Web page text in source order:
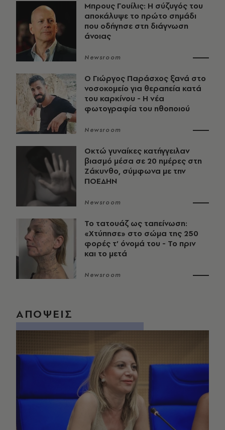
Μπρους Γουίλις: Η σύζυγός του
αποκάλυψε το πρώτο σημάδι
που οδήγησε στη διάγνωση
άνοιας
Newsroom
O Γιώργος Παράσχος ξανά στο
νοσοκομείο για θεραπεία κατά
του καρκίνου - Η νέα
φωτογραφία του ηθοποιού
Newsroom
Οκτώ γυναίκες κατήγγειλαν
βιασμό μέσα σε 20 ημέρες στη
Ζάκυνθο, σύμφωνα με την
ΠΟΕΔΗΝ
Newsroom
Το τατουάζ ως ταπείνωση:
«Χτύπησε» στο σώμα της 250
φορές τ’ όνομά του - Το πριν
και το μετά
Newsroom
ΑΠΟΨΕΙΣ